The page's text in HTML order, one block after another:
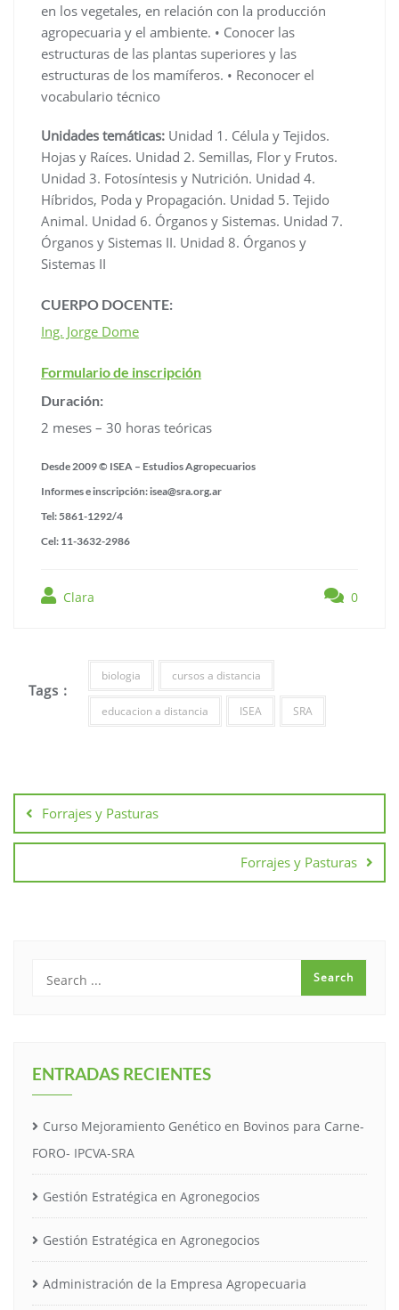
en los vegetales, en relación con la producción
agropecuaria y el ambiente. • Conocer las
estructuras de las plantas superiores y las
estructuras de los mamíferos. • Reconocer el
vocabulario técnico
Unidades temáticas: Unidad 1. Célula y Tejidos.
Hojas y Raíces. Unidad 2. Semillas, Flor y Frutos.
Unidad 3. Fotosíntesis y Nutrición. Unidad 4.
Híbridos, Poda y Propagación. Unidad 5. Tejido
Animal. Unidad 6. Órganos y Sistemas. Unidad 7.
Órganos y Sistemas II. Unidad 8. Órganos y
Sistemas II
CUERPO DOCENTE:
Ing. Jorge Dome
Formulario de inscripción
Duración:
2 meses – 30 horas teóricas
Desde 2009 © ISEA – Estudios Agropecuarios
Informes e inscripción: isea@sra.org.ar
Tel: 5861-1292/4
Cel: 11-3632-2986
Clara 0
Tags :
biologia cursos a distancia
educacion a distancia ISEA SRA
Forrajes y Pasturas
Forrajes y Pasturas
ENTRADAS RECIENTES
Curso Mejoramiento Genético en Bovinos para Carne-
FORO- IPCVA-SRA
Gestión Estratégica en Agronegocios
Gestión Estratégica en Agronegocios
Administración de la Empresa Agropecuaria